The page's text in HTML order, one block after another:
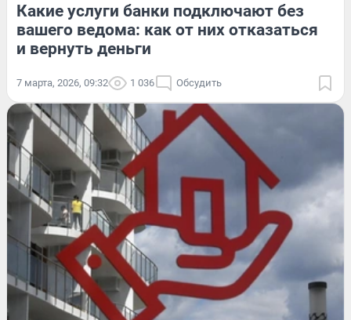
Какие услуги банки подключают без
вашего ведома: как от них отказаться
и вернуть деньги
7 марта, 2026, 09:32 1 036 Обсудить